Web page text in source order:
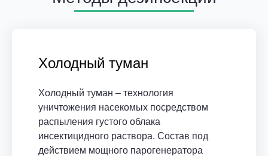
Холодный туман
Холодный туман – технология
уничтожения насекомых посредством
распыления густого облака
инсектицидного раствора. Состав под
действием мощного парогенератора